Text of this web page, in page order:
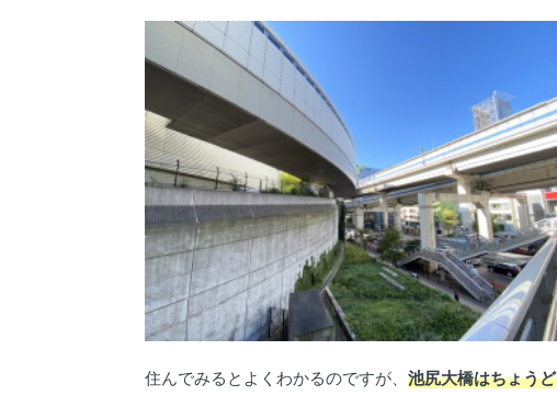
住んでみるとよくわかるのですが、 池尻大橋はちょう